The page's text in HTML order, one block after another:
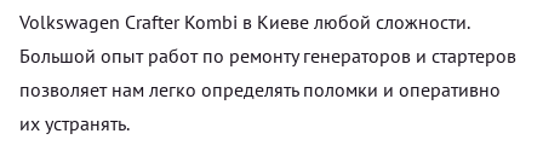
Volkswagen Crafter Kombi в Киеве любой сложности.
Большой опыт работ по ремонту генераторов и стартеров
позволяет нам легко определять поломки и оперативно
их устранять.